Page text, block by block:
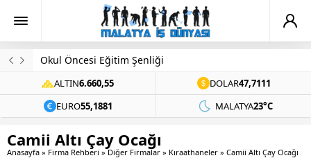
Evinde Ölü Bulundu
ALTIN6.660,55 DOLAR47,7111
EURO55,1881 MALATYA23°C
Camii Altı Çay Ocağı
Anasayfa » Firma Rehberi » Diğer Firmalar » Kıraathaneler » Camii Altı Çay Ocağı